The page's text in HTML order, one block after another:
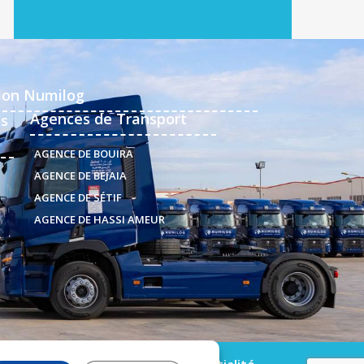
Numilog
Agences de Transport
AGENCE DE BOUIRA
AGENCE DE BEJAIA
AGENCE DE SÉTIF
AGENCE DE HASSI AMEUR